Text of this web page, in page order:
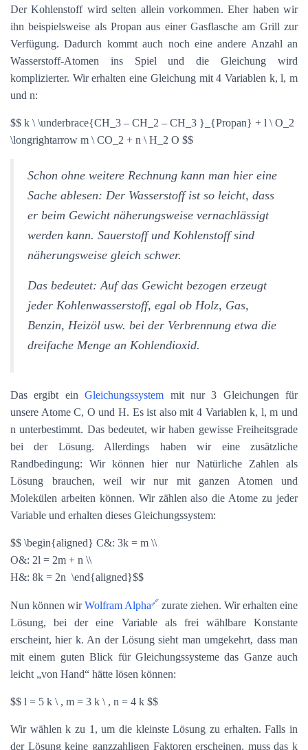
Der Kohlenstoff wird selten allein vorkommen. Eher haben wir
ihn beispielsweise als Propan aus einer Gasflasche am Grill zur
Verfügung. Dadurch kommt auch noch eine andere Anzahl an
Wasserstoff-Atomen ins Spiel und die Gleichung wird
komplizierter. Wir erhalten eine Gleichung mit 4 Variablen k, l, m
und n:
$$ k \ \underbrace{CH_3 – CH_2 – CH_3 }_{Propan} + l \ O_2
\longrightarrow m \ CO_2 + n \ H_2 O $$
Schon ohne weitere Rechnung kann man hier eine
Sache ablesen: Der Wasserstoff ist so leicht, dass
er beim Gewicht näherungsweise vernachlässigt
werden kann. Sauerstoff und Kohlenstoff sind
näherungsweise gleich schwer.
Das bedeutet: Auf das Gewicht bezogen erzeugt
jeder Kohlenwasserstoff, egal ob Holz, Gas,
Benzin, Heizöl usw. bei der Verbrennung etwa die
dreifache Menge an Kohlendioxid.
Das ergibt einGleichungssystem mit nur 3 Gleichungen für
unsere Atome C, O und H. Es ist also mit 4 Variablen k, l, m und
n unterbestimmt. Das bedeutet, wir haben gewisse Freiheitsgrade
bei der Lösung. Allerdings haben wir eine zusätzliche
Randbedingung: Wir können hier nur Natürliche Zahlen als
Lösung brauchen, weil wir nur mit ganzen Atomen und
Molekülen arbeiten können. Wir zählen also die Atome zu jeder
Variable und erhalten dieses Gleichungssystem:
$$ \begin{aligned} C&: 3k = m \\
O&: 2l = 2m + n \\
H&: 8k = 2n \end{aligned}$$
Nun können wirWolfram Alpha
zurate ziehen. Wir erhalten eine
Lösung, bei der eine Variable als frei wählbare Konstante
erscheint, hier k. An der Lösung sieht man umgekehrt, dass man
mit einem guten Blick für Gleichungssysteme das Ganze auch
leicht „von Hand“ hätte lösen können:
$$ l = 5 k \ , m = 3 k \ , n = 4 k $$
Wir wählen k zu 1, um die kleinste Lösung zu erhalten. Falls in
der Lösung keine ganzzahligen Faktoren erscheinen, muss das k